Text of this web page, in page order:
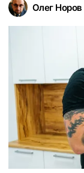
Олег Норов